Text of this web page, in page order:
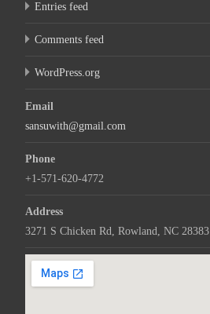
Entries feed
Comments feed
WordPress.org
Email
sansuwith@gmail.com
Phone
+1-571-620-4772
Address
3271 S Chicken Rd, Rowland, NC 28383